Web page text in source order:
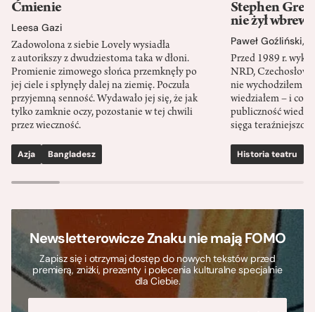
Ćmienie
Leesa Gazi
Zadowolona z siebie Lovely wysiadła
z autorikszy z dwudziestoma taka w dłoni.
Promienie zimowego słońca przemknęły po
jej ciele i spłynęły dalej na ziemię. Poczuła
przyjemną senność. Wydawało jej się, że jak
tylko zamknie oczy, pozostanie w tej chwili
przez wieczność.
Azja Bangladesz
Stephen
nie żył wbrew
Paweł Goźliński,
Przed 1989 r.
NRD,
nie wychodziłem
wiedziałem – i co
publiczność
sięga
Historia teatru
Newsletterowicze Znaku nie mają FOMO
Zapisz się i otrzymaj dostęp do nowych tekstów przed
premierą, zniżki, prezenty i polecenia kulturalne specjalnie
dla Ciebie.